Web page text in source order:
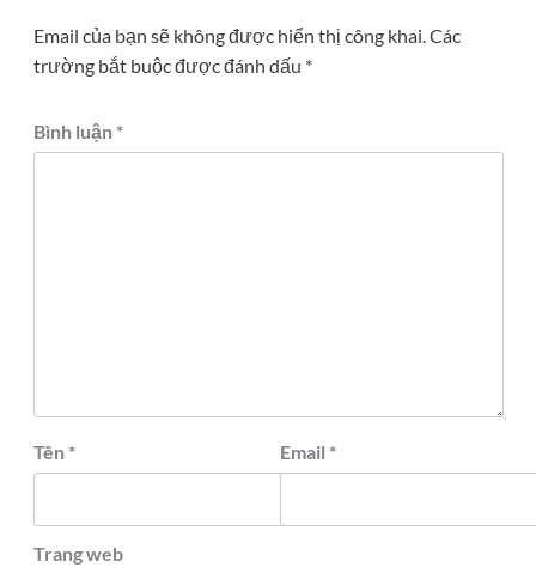
Email của bạn sẽ không được hiển thị công khai.Các
trường bắt buộc được đánh dấu *
Bình luận *
Tên * Email *
Trang web